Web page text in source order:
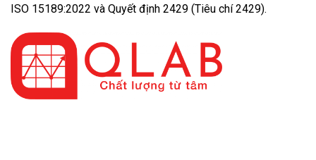
ISO 15189:2022 và Quyết định 2429 (Tiêu chí 2429).